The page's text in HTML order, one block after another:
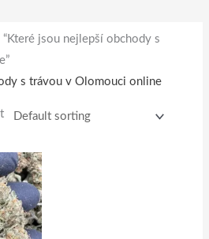
r
c
jsou nejlepší obchody s
s trávou v Olomouci online
Price
range:
€140.00
through
€1,601.00